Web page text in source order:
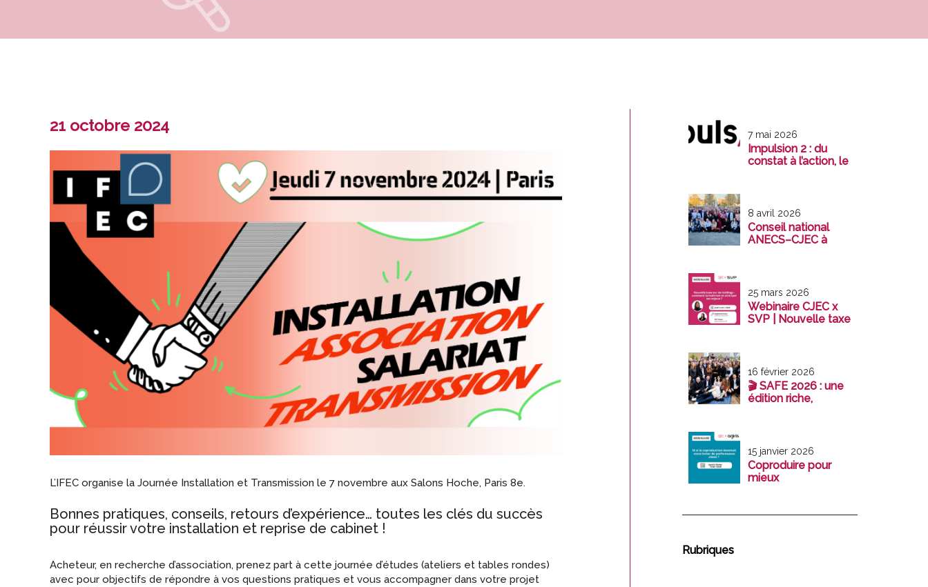
21 octobre 2024
L’IFEC organise la Journée Installation et Transmission le 7 novembre aux Salons Hoche, Paris 8e.
Bonnes pratiques, conseils, retours d’expérience… toutes les clés du succès
pour réussir votre installation et reprise de cabinet !
Acheteur, en recherche d’association, prenez part à cette journée d’études (ateliers et tables rondes)
avec pour objectifs de répondre à vos questions pratiques et vous accompagner dans votre projet
7 mai 2026
Impulsion 2 : du
constat à l’action, le
8 avril 2026
Conseil national
ANECS–CJEC à
service de la
profession
25 mars 2026
Webinaire CJEC x
SVP | Nouvelle taxe
décembre 2026
16 février 2026
🎬 SAFE 2026 : une
édition riche,
15 janvier 2026
Coproduire pour
mieux
pour les cabinet
Rubriques